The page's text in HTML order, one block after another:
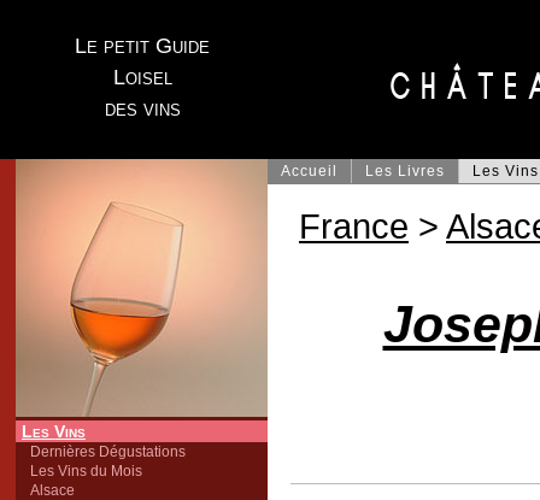
Le petit Guide
Loisel
des vins
Les Vins
Dernières Dégustations
Les Vins du Mois
Alsace
Accueil Les Livres Les Vins
France >